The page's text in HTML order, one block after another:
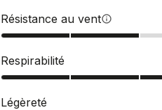
Résistance au ventinfo
Respirabilité
Légèreté